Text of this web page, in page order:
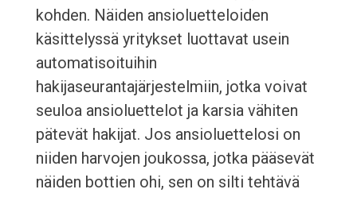
kohden. Näiden ansioluetteloiden
käsittelyssä yritykset luottavat usein
automatisoituihin
hakijaseurantajärjestelmiin, jotka voivat
seuloa ansioluettelot ja karsia vähiten
pätevät hakijat. Jos ansioluettelosi on
niiden harvojen joukossa, jotka pääsevät
näiden bottien ohi, sen on silti tehtävä